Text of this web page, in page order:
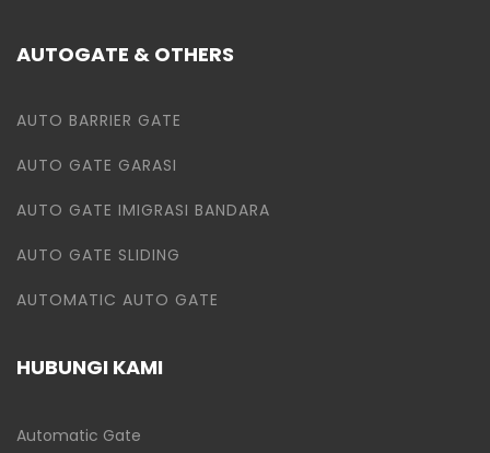
AUTOGATE & OTHERS
AUTO BARRIER GATE
AUTO GATE GARASI
AUTO GATE IMIGRASI BANDARA
AUTO GATE SLIDING
AUTOMATIC AUTO GATE
HUBUNGI KAMI
Automatic Gate